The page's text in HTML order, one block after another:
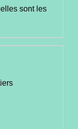
sont les